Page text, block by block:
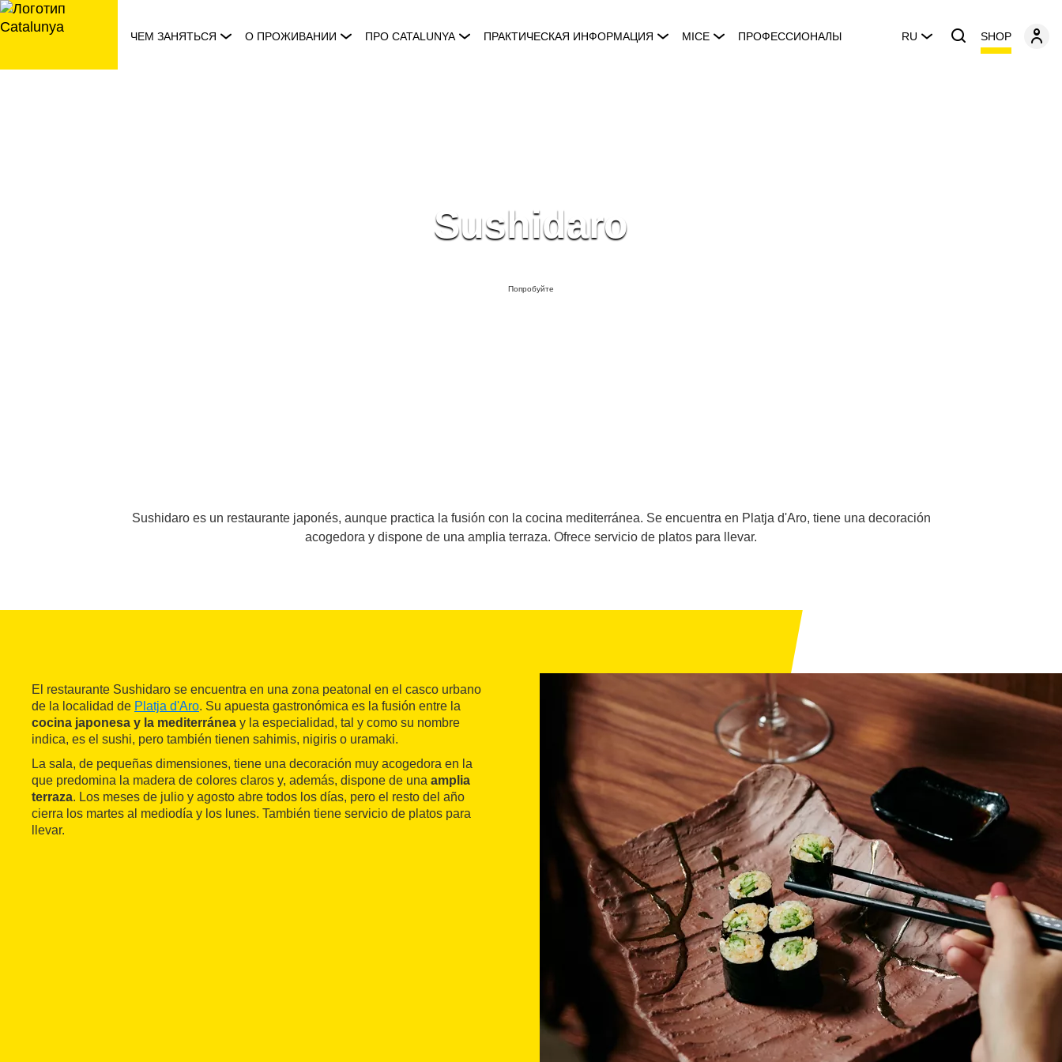
перейти
к
ЧЕМ ЗАНЯТЬСЯ О ПРОЖИВАНИИ ПРО CATALUNYA ПРАКТИЧЕСКАЯ ИНФОРМАЦИЯ MICE ПРОФЕССИОНАЛЫ RU SHOP
Sushidaro
Попробуйте
Sushidaro es un restaurante japonés, aunque practica la fusión con la cocina mediterránea. Se encuentra en Platja d'Aro, tiene una decoración
acogedora y dispone de una amplia terraza. Ofrece servicio de platos para llevar.
El restaurante Sushidaro se encuentra en una zona peatonal en el casco urbano
de la localidad de Platja d'Aro. Su apuesta gastronómica es la fusión entre la
cocina japonesa y la mediterránea y la especialidad, tal y como su nombre
indica, es el sushi, pero también tienen sahimis, nigiris o uramaki.
La sala, de pequeñas dimensiones, tiene una decoración muy acogedora en la
que predomina la madera de colores claros y, además, dispone de una amplia
terraza. Los meses de julio y agosto abre todos los días, pero el resto del año
cierra los martes al mediodía y los lunes. También tiene servicio de platos para
llevar.